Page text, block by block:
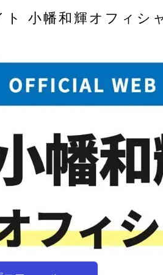
ト 小幡和輝オフィシ